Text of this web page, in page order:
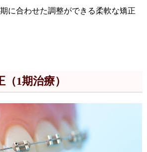
に合わせた調整ができる柔軟な矯正
1期治療）